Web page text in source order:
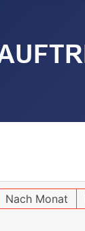
Nach Monat